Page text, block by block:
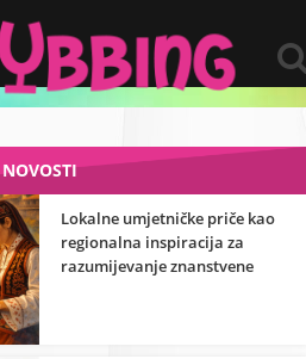
NOVOSTI
Lokalne umjetničke priče kao
regionalna inspiracija za
razumijevanje znanstvene